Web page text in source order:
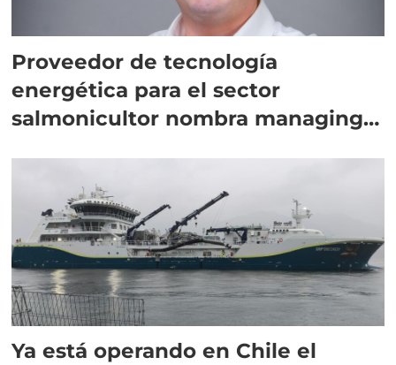
Proveedor de tecnología
energética para el sector
salmonicultor nombra managing
Ya está operando en Chile el